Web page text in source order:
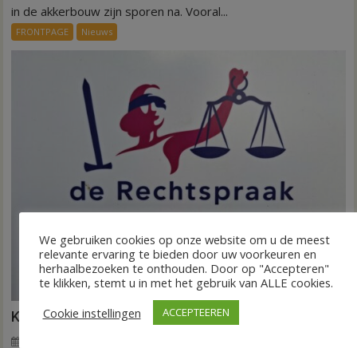
in de akkerbouw zijn sporen na. Vooral...
FRONTPAGE Nieuws
Kantonrechter: 75.000 euro voor ex-werknemers
We gebruiken cookies op onze website om u de meest
relevante ervaring te bieden door uw voorkeuren en
herhaalbezoeken te onthouden. Door op "Accepteren"
te klikken, stemt u in met het gebruik van ALLE cookies.
Cookie instellingen
ACCEPTEEREN